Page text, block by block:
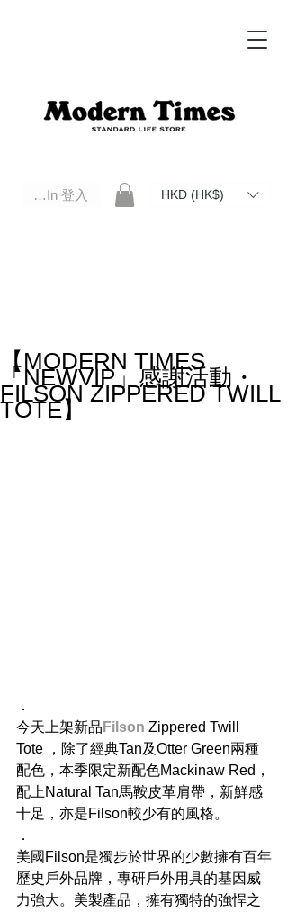
Log In 登入 HKD (HK$)
【MODERN TIMES
「NEWVIP」感謝活動・
FILSON ZIPPERED TWILL
TOTE】
．
今天上架新品 Filson Zippered Twill
Tote ，除了經典Tan及Otter Green兩種
配色，本季限定新配色Mackinaw Red，
配上Natural Tan馬鞍皮革肩帶，新鮮感
十足，亦是Filson較少有的風格。
．
美國Filson是獨步於世界的少數擁有百年
歷史戶外品牌，專研戶外用具的基因威
力強大。美製產品，擁有獨特的強悍之